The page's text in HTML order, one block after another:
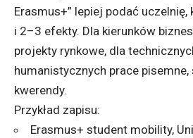
Erasmus+” lepiej podać uczelnię,
i 2–3 efekty. Dla kierunków
projekty rynkowe, dla
humanistycznych prace pisemne,
kwerendy.
Przykład zapisu:
Erasmus+ student mobility,